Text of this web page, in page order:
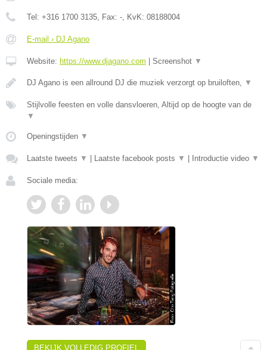
Tel: +316 1700 3135, Fax: -, KvK: 08188004
E-mail › DJ Agano
Website: https://www.djagano.com Screenshot ▼
DJ Agano is een allround DJ die muziek verzorgt op bruiloften, ▼
Stijlvolle feesten en volle dansvloeren, Altijd op de hoogte van de
▼
Openingstijden ▼
Laatste tweets ▼ Laatste facebook posts ▼ Introductie video ▼
Sociale media:
BEKIJK VOLLEDIG PROFIEL